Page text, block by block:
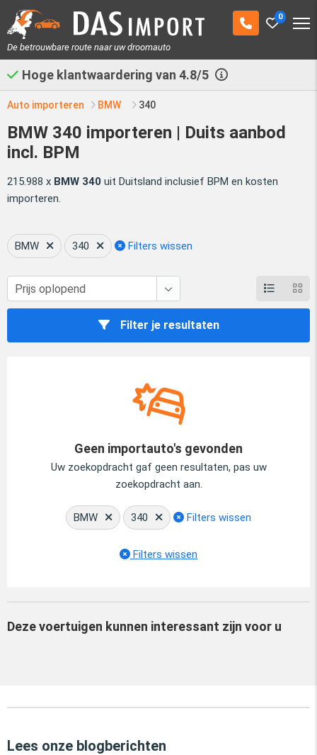
0
De betrouwbare route naar uw droomauto
Hoge klantwaardering van 4.8/5
Auto importeren BMW 340
BMW 340 importeren | Duits aanbod
incl. BPM
215.988 x BMW 340 uit Duitsland inclusief BPM en kosten
importeren.
BMW 340 Filters wissen
Filter je resultaten
Geen importauto's gevonden
Uw zoekopdracht gaf geen resultaten, pas uw
zoekopdracht aan.
BMW 340 Filters wissen
Filters wissen
Deze voertuigen kunnen interessant zijn voor u
Lees onze blogberichten